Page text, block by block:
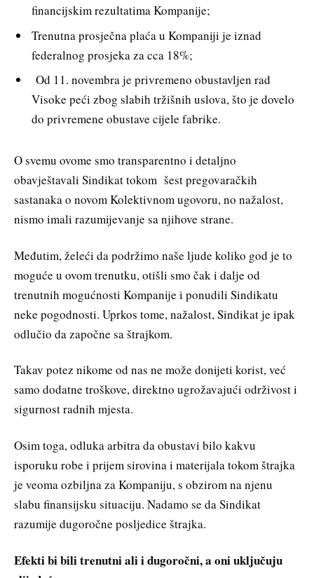
financijskim rezultatima Kompanije;
Trenutna prosječna plaća u Kompaniji je iznad
federalnog prosjeka za cca 18%;
Od 11. novembra je privremeno obustavljen rad
Visoke peći zbog slabih tržišnih uslova, što je dovelo
do privremene obustave cijele fabrike.
O svemu ovome smo transparentno i detaljno
obavještavali Sindikat tokom šest pregovaračkih
sastanaka o novom Kolektivnom ugovoru, no nažalost,
nismo imali razumijevanje sa njihove strane.
Međutim, želeći da podržimo naše ljude koliko god je to
moguće u ovom trenutku, otišli smo čak i dalje od
trenutnih mogućnosti Kompanije i ponudili Sindikatu
neke pogodnosti. Uprkos tome, nažalost, Sindikat je ipak
odlučio da započne sa štrajkom.
Takav potez nikome od nas ne može donijeti korist, već
samo dodatne troškove, direktno ugrožavajući održivost i
sigurnost radnih mjesta.
Osim toga, odluka arbitra da obustavi bilo kakvu
isporuku robe i prijem sirovina i materijala tokom štrajka
je veoma ozbiljna za Kompaniju, s obzirom na njenu
slabu finansijsku situaciju. Nadamo se da Sindikat
razumije dugoročne posljedice štrajka.
Efekti bi bili trenutni ali i dugoročni, a oni uključuju